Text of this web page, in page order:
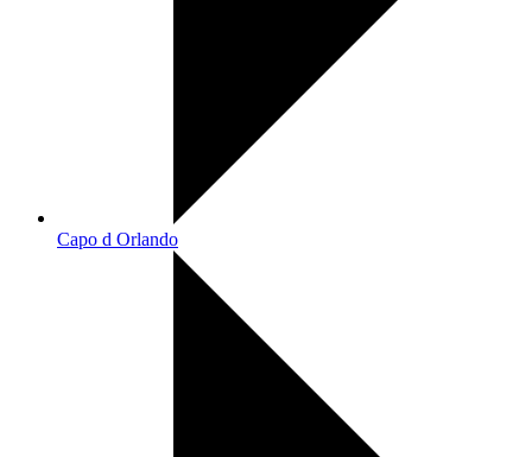
Capo d Orlando